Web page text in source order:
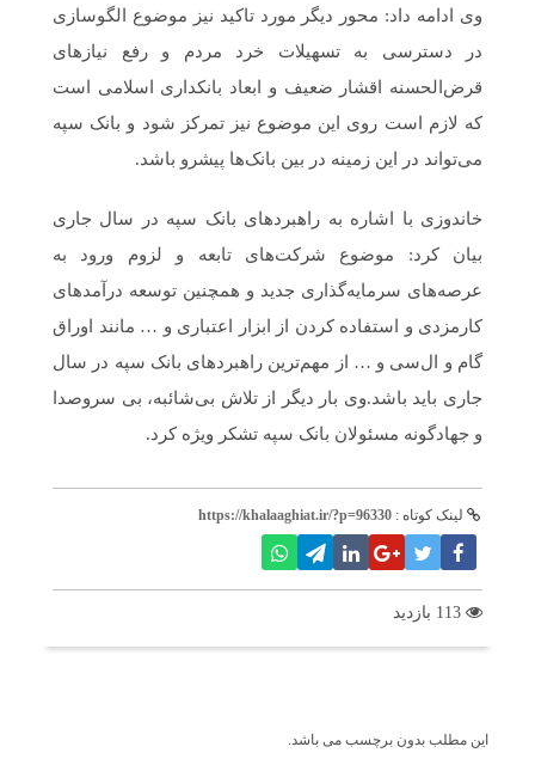
وی ادامه داد: محور دیگر مورد تاکید نیز موضوع الگوسازی
در دسترسی به تسهیلات خرد مردم و رفع نیازهای
قرض‌الحسنه اقشار ضعیف و ابعاد بانکداری اسلامی است
که لازم است روی این موضوع نیز تمرکز شود و بانک سپه
می‌تواند در این زمینه در بین بانک‌ها پیشرو باشد.
خاندوزی با اشاره به راهبردهای بانک سپه در سال جاری
بیان کرد: موضوع شرکت‌های تابعه و لزوم ورود به
عرصه‌های سرمایه‌گذاری جدید و همچنین توسعه درآمدهای
کارمزدی و استفاده کردن از ابزار اعتباری و … مانند اوراق
گام و ال‌سی و … از مهم‌ترین راهبردهای بانک سپه در سال
جاری باید باشد.وی بار دیگر از تلاش بی‌شائبه، بی سروصدا
و جهادگونه مسئولان بانک سپه تشکر ویژه کرد.
لینک کوتاه : https://khalaaghiat.ir/?p=96330
این مطلب بدون برچسب می باشد.